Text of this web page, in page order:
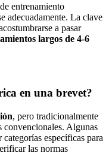
entrenamiento
adecuadamente. La clave
a pasar
largos de 4-6
en una brevet?
, pero tradicionalmente
convencionales. Algunas
específicas para
las normas